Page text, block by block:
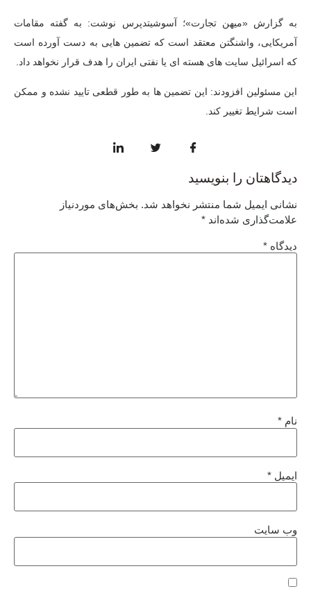
به گزارش «میهن تجارت»؛ آسوشیتدپرس نوشت: به گفته مقامات
آمریکایی، واشنگتن معتقد است که تضمین هایی به دست آورده است
که اسرائیل سایت های هسته ای یا نفتی ایران را هدف قرار نخواهد داد.
این مسئولین افزودند: این تضمین ها به طور قطعی تایید نشده و ممکن
است شرایط تغییر کند.
دیدگاهتان را بنویسید
نشانی ایمیل شما منتشر نخواهد شد. بخش‌های موردنیاز
علامت‌گذاری شده‌اند *
دیدگاه *
نام *
ایمیل *
وب‌ سایت